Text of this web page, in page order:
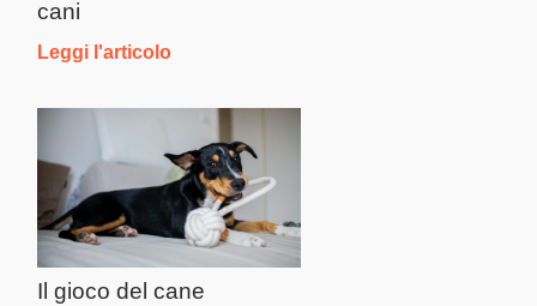
cani
Leggi l'articolo
Il gioco del cane